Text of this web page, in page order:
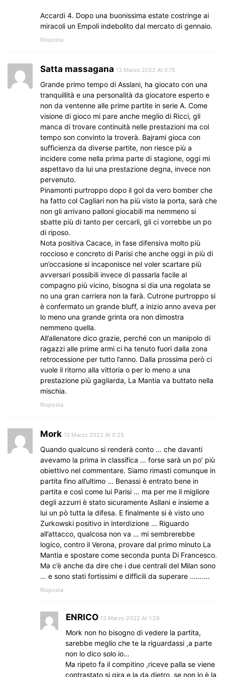
Accardi 4. Dopo una buonissima estate costringe ai
miracoli un Empoli indebolito dal mercato di gennaio.
Risposta
Satta massagana 13 Marzo 2022 At 0:15
Grande primo tempo di Asslani, ha giocato con una
tranquillità e una personalità da giocatore esperto e
non da ventenne alle prime partite in serie A. Come
visione di gioco mi pare anche meglio di Ricci, gli
manca di trovare continuità nelle prestazioni ma col
tempo son convinto la troverà. Bajrami gioca con
sufficienza da diverse partite, non riesce più a
incidere come nella prima parte di stagione, oggi mi
aspettavo da lui una prestazione degna, invece non
pervenuto.
Pinamonti purtroppo dopo il gol da vero bomber che
ha fatto col Cagliari non ha più visto la porta, sarà che
non gli arrivano palloni giocabili ma nemmeno si
sbatte più di tanto per cercarli, gli ci vorrebbe un po
di riposo.
Nota positiva Cacace, in fase difensiva molto più
roccioso e concreto di Parisi che anche oggi in più di
un’occasione si incaponisce nel voler scartare più
avversari possibili invece di passarla facile al
compagno più vicino, bisogna si dia una regolata se
no una gran carriera non la farà. Cutrone purtroppo si
è confermato un grande bluff, a inizio anno aveva per
lo meno una grande grinta ora non dimostra
nemmeno quella.
All’allenatore dico grazie, perché con un manipolo di
ragazzi alle prime armi ci ha tenuto fuori dalla zona
retrocessione per tutto l’anno. Dalla prossima però ci
vuole il ritorno alla vittoria o per lo meno a una
prestazione più gagliarda, La Mantia va buttato nella
mischia.
Risposta
Mork 13 Marzo 2022 At 0:25
Quando qualcuno si renderà conto … che davanti
avevamo la prima in classifica … forse sarà un po’ più
obiettivo nel commentare. Siamo rimasti comunque in
partita fino all’ultimo … Benassi è entrato bene in
partita e così come lui Parisi … ma per me il migliore
degli azzurri è stato sicuramente Asllani e insieme a
lui un pò tutta la difesa. E finalmente si è visto uno
Zurkowski positivo in interdizione … Riguardo
all’attacco, qualcosa non va … mi sembrerebbe
logico, contro il Verona, provare dal primo minuto La
Mantia e spostare come seconda punta Di Francesco.
Ma c’è anche da dire che i due centrali del Milan sono
… e sono stati fortissimi e difficili da superare ……….
Risposta
ENRICO 13 Marzo 2022 At 1:29
Mork non ho bisogno di vedere la partita,
sarebbe meglio che te la riguardassi ,a parte
non lo dico solo io…
Ma ripeto fa il compitino ,riceve palla se viene
contrastato si gira e la da dietro ,se non lo è la